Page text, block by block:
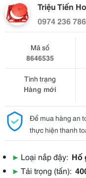
Triệu Tiến
0974 236 786
Mã số
8646535
Tình trạng
Hàng mới
Để mua hàng an
thực hiện thanh
▶ Loại nắp đậy: Hố
▶ Tải trọng (tấn):